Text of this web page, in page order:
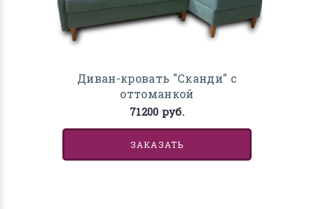
Диван-кровать "Сканди" с
оттоманкой
71200 руб.
ЗАКАЗАТЬ